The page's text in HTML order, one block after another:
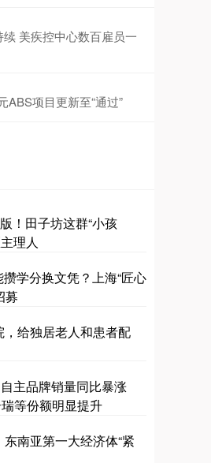
续 美疾控中心数百雇员一
ABS项目更新至“通过”
！田子坊这群“小孩
理人
学分换文凭？上海“匠心
募
给独居老人和患者配
主品牌销量同比暴涨
等份额明显提升
南亚第一大经济体“紧